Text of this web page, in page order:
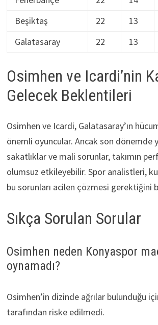
Beşiktaş
22 13
Galatasaray
22 13
Osimhen ve Icardi’nin
Gelecek Beklentileri
Osimhen ve Icardi, Galatasaray’ın
önemli oyuncular. Ancak son dönemde
sakatlıklar ve mali sorunlar, takımın
olumsuz etkileyebilir. Spor analistleri,
bu sorunları acilen çözmesi gerektiğini
Sıkça Sorulan Sorular
Osimhen neden Konyaspor
oynamadı?
Osimhen’in dizinde ağrılar bulunduğu
tarafından riske edilmedi.